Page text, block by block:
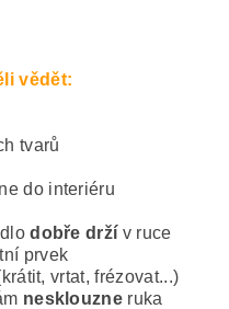
vědět:
tvarů
do interiéru
dobře drží v ruce
prvek
vrtat, frézovat...)
nesklouzne ruka